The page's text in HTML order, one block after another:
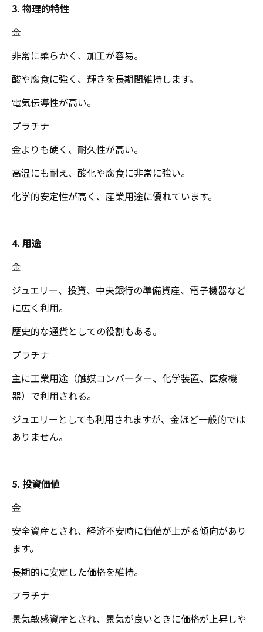
3. 物理的特性
金
非常に柔らかく、加工が容易。
酸や腐食に強く、輝きを長期間維持します。
電気伝導性が高い。
プラチナ
金よりも硬く、耐久性が高い。
高温にも耐え、酸化や腐食に非常に強い。
化学的安定性が高く、産業用途に優れています。
4. 用途
金
ジュエリー、投資、中央銀行の準備資産、電子機器など
に広く利用。
歴史的な通貨としての役割もある。
プラチナ
主に工業用途（触媒コンバーター、化学装置、医療機
器）で利用される。
ジュエリーとしても利用されますが、金ほど一般的では
ありません。
5. 投資価値
金
安全資産とされ、経済不安時に価値が上がる傾向があり
ます。
長期的に安定した価格を維持。
プラチナ
景気敏感資産とされ、景気が良いときに価格が上昇しや